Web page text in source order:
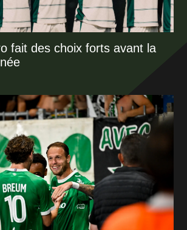
fait des choix forts avant la